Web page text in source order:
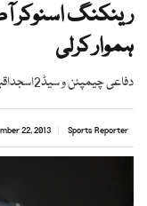
رینکنگ اسنوکر
ہموار کرلی
دفاعی چیمپئن و سیڈ2اسجداقبال باآسانی جیت گئے
Sports Reporter
22, 2013